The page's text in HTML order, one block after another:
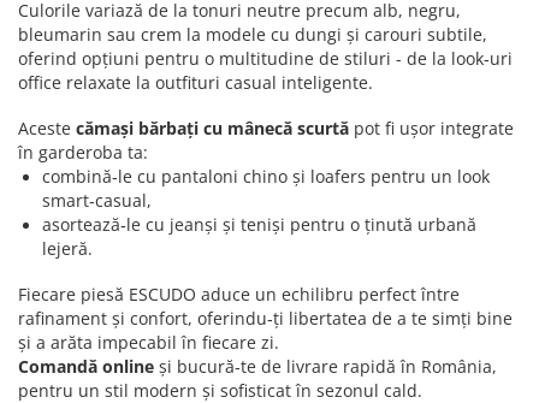
Culorile variază de la tonuri neutre precum alb, negru,
bleumarin sau crem la modele cu dungi și carouri subtile,
oferind opțiuni pentru o multitudine de stiluri - de la look‑uri
office relaxate la outfituri casual inteligente.
Aceste cămași bărbați cu mânecă scurtă pot fi ușor integrate
în garderoba ta:
combină‑le cu pantaloni chino și loafers pentru un look
smart‑casual,
asortează‑le cu jeanși și teniși pentru o ținută urbană
lejeră.
Fiecare piesă ESCUDO aduce un echilibru perfect între
rafinament și confort, oferindu‑ți libertatea de a te simți bine
și a arăta impecabil în fiecare zi.
Comandă online și bucură‑te de livrare rapidă în România,
pentru un stil modern și sofisticat în sezonul cald.